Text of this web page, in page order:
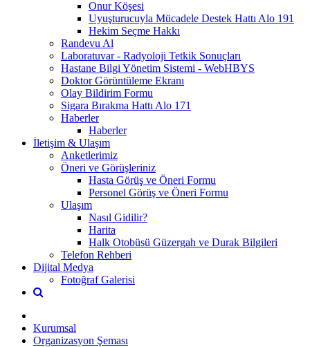
Onur Köşesi
Uyuşturucuyla Mücadele Destek Hattı Alo 191
Hekim Seçme Hakkı
Randevu Al
Laboratuvar - Radyoloji Tetkik Sonuçları
Hastane Bilgi Yönetim Sistemi - WebHBYS
Doktor Görüntüleme Ekranı
Olay Bildirim Formu
Sigara Bırakma Hattı Alo 171
Haberler
Haberler
İletişim & Ulaşım
Anketlerimiz
Öneri ve Görüşleriniz
Hasta Görüş ve Öneri Formu
Personel Görüş ve Öneri Formu
Ulaşım
Nasıl Gidilir?
Harita
Halk Otobüsü Güzergah ve Durak Bilgileri
Telefon Rehberi
Dijital Medya
Fotoğraf Galerisi
Kurumsal
Organizasyon Şeması